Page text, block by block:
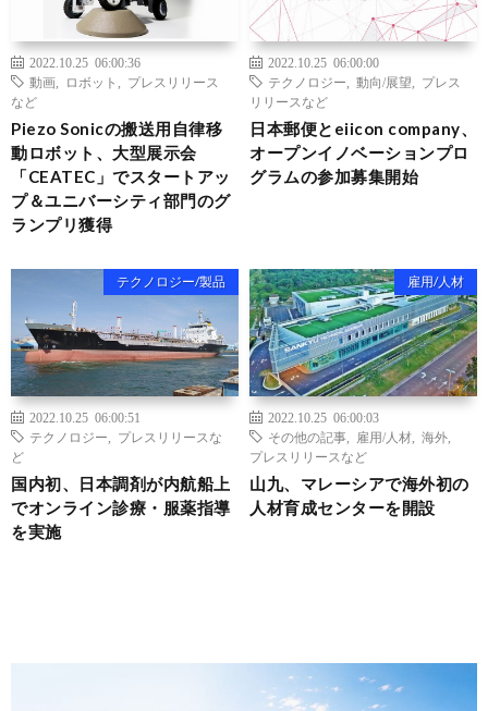
2022.10.25 06:00:36
動画
ロボット
プレスリリース
など
Piezo Sonicの搬送用自律移
動ロボット、大型展示会
「CEATEC」でスタートアッ
プ＆ユニバーシティ部門のグ
ランプリ獲得
2022.10.25 06:00:00
テクノロジー
動向/展望
プレス
リリースなど
日本郵便とeiicon company、
オープンイノベーションプロ
グラムの参加募集開始
テクノロジー/製品
2022.10.25 06:00:51
テクノロジー
プレスリリースな
ど
国内初、日本調剤が内航船上
でオンライン診療・服薬指導
を実施
雇用/人材
2022.10.25 06:00:03
その他の記事
雇用/人材 海外
プレスリリースなど
山九、マレーシアで海外初の
人材育成センターを開設